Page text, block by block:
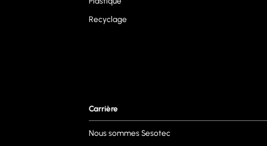
Recyclage
Carrière
Nous sommes Sesotec